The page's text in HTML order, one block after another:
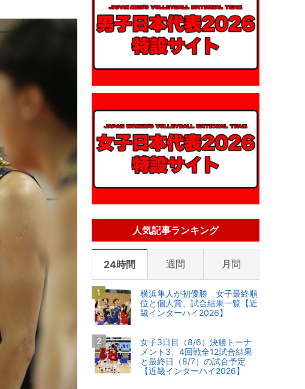
人気記事ランキング
24時間 週間 月間
横浜隼人が初優勝 女子最終順
位と個人賞、試合結果一覧【近
畿インターハイ2026】
女子3日目（8/6）決勝トーナ
メント3、4回戦全12試合結果
と最終日（8/7）の試合予定
【近畿インターハイ2026】